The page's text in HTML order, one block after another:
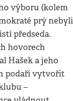
výboru (kolem
prý nebyli
předseda.
hovorech
Hašek a jeho
podaří vytvořit
–